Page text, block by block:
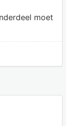
moet